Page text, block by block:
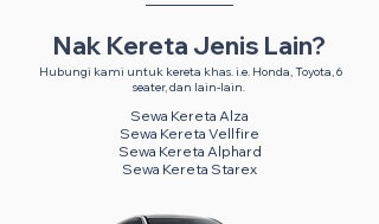
Nak Kereta Jenis Lain?
Hubungi kami untuk kereta khas. i.e. Honda, Toyota, 6
seater, dan lain-lain.
Sewa Kereta Alza
Sewa Kereta Vellfire
Sewa Kereta Alphard
Sewa Kereta Starex